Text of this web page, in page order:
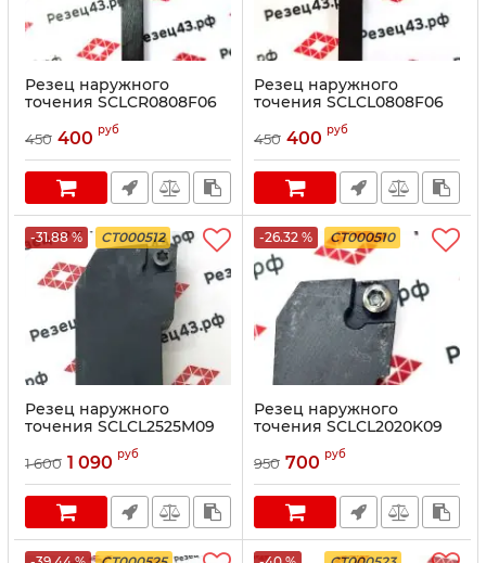
Резец наружного
точения SCLCR0808F06
450 400 руб
Резец наружного
точения SCLCL0808F06
450 400 руб
-31.88 % CT000512
Резец наружного
точения SCLCL2525M09
1 600 1 090 руб
-26.32 % CT000510
Резец наружного
точения SCLCL2020K09
950 700 руб